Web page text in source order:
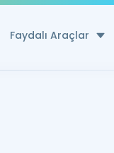
Faydalı Araçlar